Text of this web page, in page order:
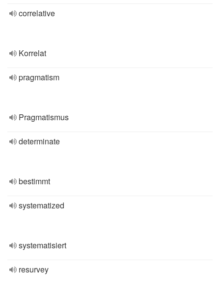
correlative
Korrelat
pragmatism
Pragmatismus
determinate
bestimmt
systematized
systematisiert
resurvey